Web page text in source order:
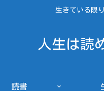
生きている限
人生は読
読書